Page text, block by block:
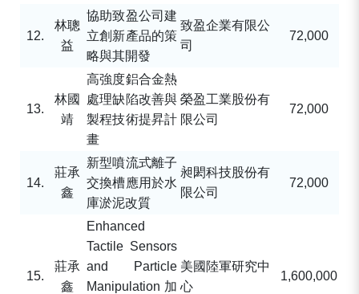
12.
林聰
益
協助致盈公司建
立創新產品的策
略與其開發
致盈企業有限公
司
72,000
13.
林國
靖
高強度鋁合金熱
處理缺陷改善與
製程技術提昇計
畫
榮盈工業股份有
限公司
72,000
14.
莊承
鑫
新型噴流式離子
交換槽應用於水
庫淤泥改質
昶閎科技股份有
限公司
72,000
15.
莊承
鑫
Enhanced
Tactile Sensors
and Particle
Manipulation 加
美國陸軍研究中
心
1,600,000